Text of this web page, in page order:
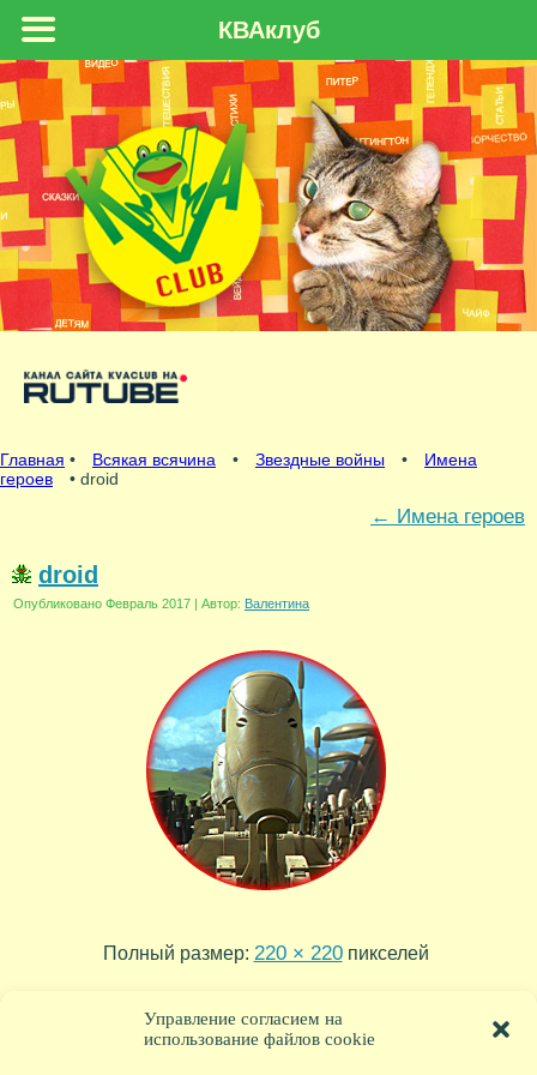
Управление согласием на
использование файлов cookie
Главная • Всякая всячина • Звездные войны •
Имена
героев
• droid
← Имена героев
droid
Опубликовано Февраль 2017 | Автор: Валентина
Полный размер: 220 × 220пикселей
КВАклуб